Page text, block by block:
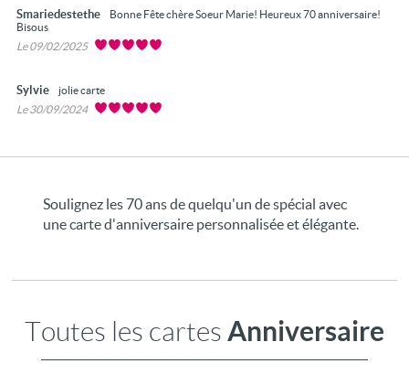
Smariedestethe
Bonne Fête chère Soeur Marie! Heureux 70 anniversaire!
Bisous
Le 09/02/2025
Sylvie
jolie carte
Le 30/09/2024
Soulignez les 70 ans de quelqu'un de spécial avec
une carte d'anniversaire personnalisée et élégante.
Toutes les cartes Anniversaire